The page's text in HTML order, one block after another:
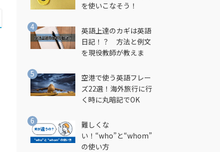
を使いこなそう！
英語上達のカギは英語
日記！？ 方法と例文
を現役教師が教えま
空港で使う英語フレー
ズ22選！海外旅行に行
く時に丸暗記でOK
難しくな
い！“who”と“whom”
の使い方